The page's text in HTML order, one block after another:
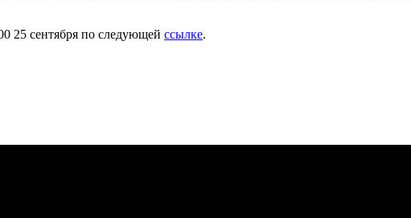
25 сентября по следующей ссылке.